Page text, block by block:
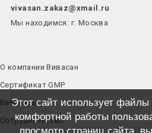
vivasan.zakaz@xmail.ru
Мы находимся: г. Москва
О компании Вивасан
Сертификат GMP
Вебинары
Сотрудничество
Этот сайт использует
комфортной работы
просмотр страниц сайта,